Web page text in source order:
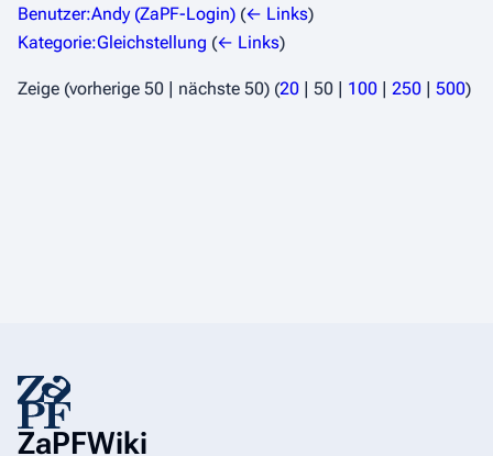
Benutzer:Andy (ZaPF-Login) (← Links)
Kategorie:Gleichstellung (← Links)
Zeige (vorherige 50 nächste 50) (20 50 100 250 500)
ZaPFWiki